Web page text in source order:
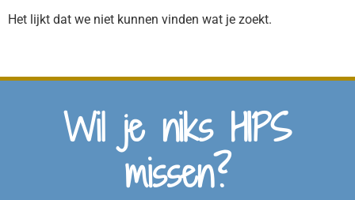
Het lijkt dat we niet kunnen vinden wat je zoekt.
Wil je niks HIPS
missen?